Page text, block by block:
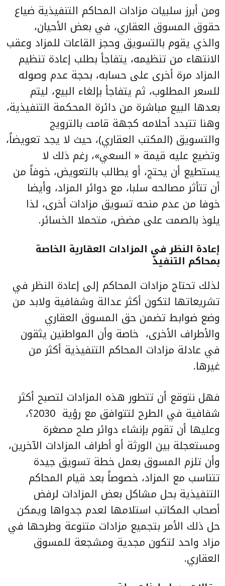
ومن أبرز سلبيات مزادات المحاكم التنفيذية ضياع
حقوق المسوق العقاري، في بعض الأحيان،
والذي يقوم بالتسويق وحجز القاعات للمزاد وعقب
الانتهاء من تنظيمه، يتفاجأ بطلب إعادة تنظيم
المزاد مرة أخرى على حسابه، بحجة عدم وصوله
للسعر المطلوب، ثم يتفاجأ بإلغاء البيع، ليتم
بعدها البيع مباشرة من دائرة المحكمة التنفيذية،
وهنا تتبدد أحلامه كجهة قامت بالترويج
والتسويق (المكتب العقاري)، حيث لا يجد تعويضاً،
وتضيع عليه قيمة « السعي»، رغم ذلك لا
يستطيع أن يحتج، أو يطالب بالتعويض، خوفاً من
أن تتأثر مصالحه سلبا، مع دوائر المزاد، وأيضا
خوفا من عدم منحه تسويق مزادات أخرى، لذا
يلوذ بالصمت على مضض، متحملا الخسائر.
إعادة النظر في المزادات العقارية الخاصة
بمحاكم التنفيذ
لذلك تحتاج مزادات المحاكم إلى إعادة النظر في
تشريعاتها لتكون أكثر عدالة وشفافية ولابد من
وضع ضوابط تضمن حق المسوق العقاري
والأطراف الأخرى، خاصة وأن المواطنين يثقون
في عادلة مزادات المحاكم التنفيذية أكثر من
غيرها.
فهل نتوقع أن تتطور هذه المزادات لتصبح أكثر
شفافية في الطرح لتتوافق مع رؤية 2030؟،
وعليها أن تقوم بإنشاء دوائر صلح مصغرة
ومستعجلة بين الورثة أو أطراف المزادات الآخرين،
وأن تلزم المسوق بعمل خطة تسويق جيدة
تتناسب مع المزاد، خصوصاً بعد قيام المحاكم
التنفيذية بحل مشاكل بعض المزادات لرفض
أصحاب المكاتب استلامها لعدم جدواها ويمكن
حل ذلك الأمر بتجميع مزادات متنوعة وطرحها في
مزاد واحد لتكون مجدية ومشجعة للمسوق
العقاري.